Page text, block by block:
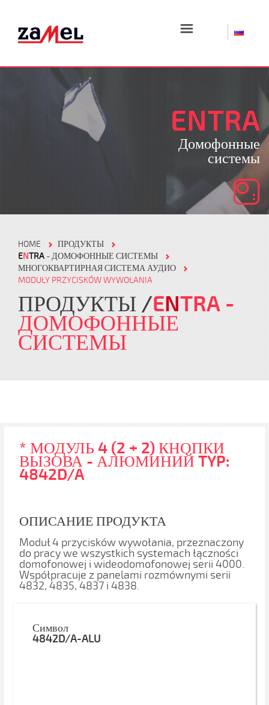
☰
ENTRA
Домофонные
системы
HOME
ПРОДУКТЫ
ENTRA - ДОМОФОННЫЕ СИСТЕМЫ
МНОГОКВАРТИРНАЯ СИСТЕМА АУДИО
MODUŁY PRZYCISKÓW WYWOŁANIA
ПРОДУКТЫ ENTRA -
ДОМОФОННЫЕ
СИСТЕМЫ
* МОДУЛЬ 4 (2 + 2) КНОПКИ
ВЫЗОВА - АЛЮМИНИЙ TYP:
4842D/A
ОПИСАНИЕ ПРОДУКТА
Moduł 4 przycisków wywołania, przeznaczony
do pracy we wszystkich systemach łączności
domofonowej i wideodomofonowej serii 4000.
Współpracuje z panelami rozmównymi serii
4832, 4835, 4837 i 4838.
Символ
4842D/A-ALU